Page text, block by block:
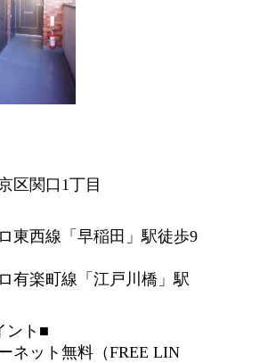
区関口1丁目
東西線「早稲田」駅徒歩9
有楽町線「江戸川橋」駅
ント■
ネット無料（FREE LIN